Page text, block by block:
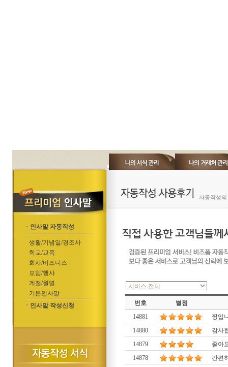
ㆍ인사말 자동작성
생활/기념일/경조사
학교/교육
회사/비즈니스
모임/행사
계절/월별
기본인사말
ㆍ인사말 작성신청
자동작성
번호
별점
14881
짱입
14880
감사
14879
좋아
14878
간편